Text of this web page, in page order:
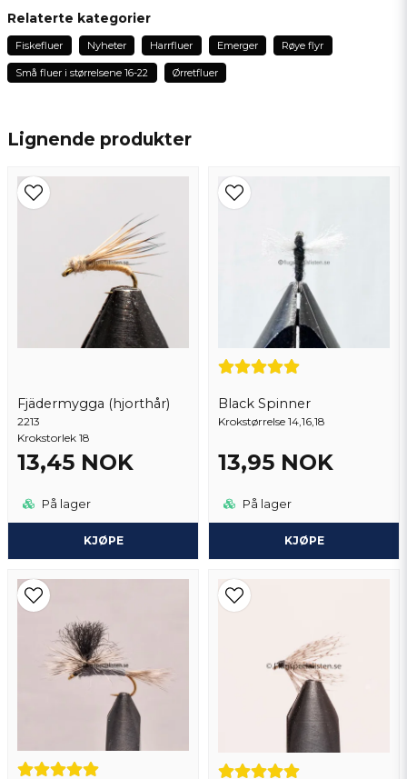
Lignende produkter
Fjädermygga (hjorthår)
2213
Krokstorlek 18
13,45 NOK
På lager
KJØPE
Black Spinner
Krokstørrelse 14,16,18
13,95 NOK
På lager
KJØPE
name
Navn
email
Epostadresse
Ja, du kan publisere spørsmålet mitt
Send spørsmål
Ove
Joachim
9 måneder siden
1 år siden
2 år siden
Relaterte kategorier
Fiskefluer Nyheter Harrfluer Emerger Røye flyr
Små fluer i størrelsene 16-22 Ørretfluer